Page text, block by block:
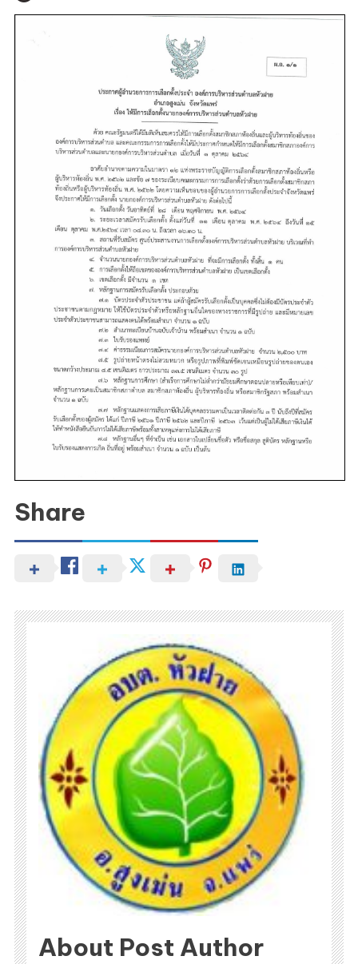
อบต.หัว
มี
การ
เลือก
นายก
อบต.หัว
วัน
พ.ย.64
และ
สมัคร
รับ
เลือก
เป็น
15
ต.ค.64เวลา
น.ณ
ที่ทำการ
องค์การ
บริหาร
ส่วน
ตำบล
Share
About Post Author